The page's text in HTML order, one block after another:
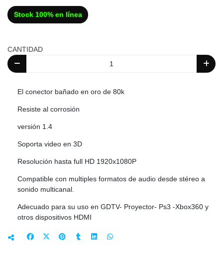
Stock 100% en línea
CANTIDAD
El conector bañado en oro de 80k
Resiste al corrosión
versión 1.4
Soporta video en 3D
Resolución hasta full HD 1920x1080P
Compatible con multiples formatos de audio desde stéreo a
sonido multicanal.
Adecuado para su uso en GDTV- Proyector- Ps3 -Xbox360 y
otros dispositivos HDMI